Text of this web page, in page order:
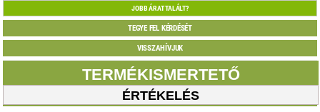
JOBB ÁRAT TALÁLT?
TEGYE FEL KÉRDÉSÉT
VISSZAHÍVJUK
TERMÉKISMERTETŐ
ÉRTÉKELÉS